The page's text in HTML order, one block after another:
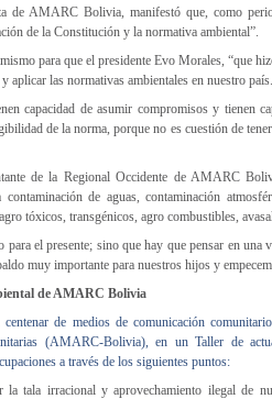
de AMARC Bolivia, manifestó que, como
de la Constitución y la normativa ambiental”.
para que el presidente Evo Morales, “que
aplicar las normativas ambientales en nuestro país.
capacidad de asumir compromisos y tienen
de la norma, porque no es cuestión de
de la Regional Occidente de AMARC
de aguas, contaminación
tóxicos, transgénicos, agro combustibles,
para el presente; sino que hay que pensar en
muy importante para nuestros hijos y
de AMARC Bolivia
de medios de comunicación
(AMARC-Bolivia), en un Taller de
a través de los siguientes puntos:
la tala irracional y aprovechamiento ilegal de